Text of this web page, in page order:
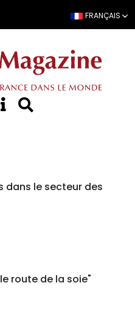
FRANÇAIS
dans le secteur des
route de la soie"